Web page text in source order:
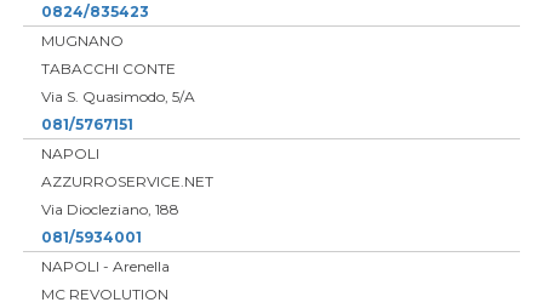
0824/835423
MUGNANO
TABACCHI CONTE
Via S. Quasimodo, 5/A
081/5767151
NAPOLI
AZZURROSERVICE.NET
Via Diocleziano, 188
081/5934001
NAPOLI - Arenella
MC REVOLUTION